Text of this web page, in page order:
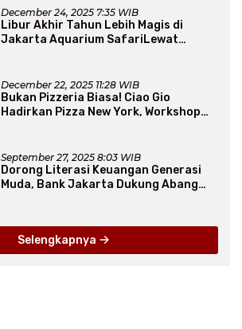
December 24, 2025 7:35 WIB
Libur Akhir Tahun Lebih Magis di
Jakarta Aquarium SafariLewat
December 22, 2025 11:28 WIB
Bukan Pizzeria Biasa! Ciao Gio
Hadirkan Pizza New York, Workshop
September 27, 2025 8:03 WIB
Dorong Literasi Keuangan Generasi
Muda, Bank Jakarta Dukung Abang
Selengkapnya